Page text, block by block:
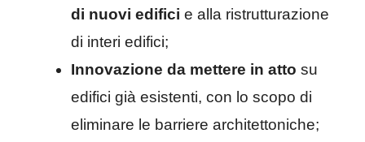
di nuovi edifici e alla ristrutturazione
di interi edifici;
Innovazione da mettere in atto su
edifici già esistenti, con lo scopo di
eliminare le barriere architettoniche;